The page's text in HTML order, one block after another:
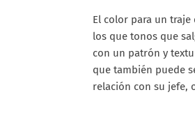
El color para un
los que tonos que
con un patrón y
que también puede
relación con su jefe,